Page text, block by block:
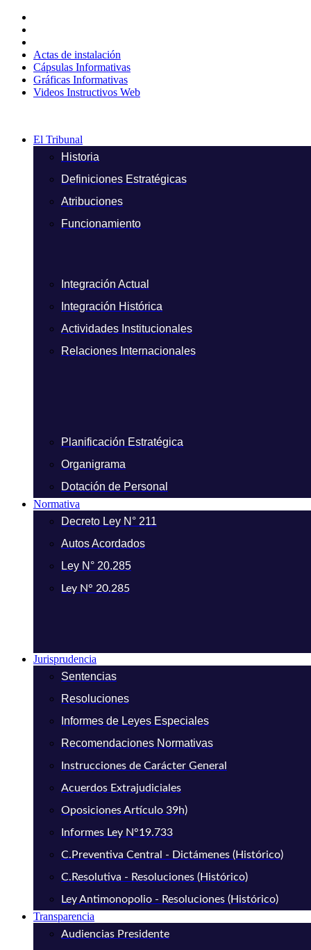
contenido
Actas de instalación
Cápsulas Informativas
Gráficas Informativas
Videos Instructivos Web
El Tribunal
Historia
Definiciones Estratégicas
Atribuciones
Funcionamiento
Integración Actual
Integración Histórica
Actividades Institucionales
Relaciones Internacionales
Planificación Estratégica
Organigrama
Dotación de Personal
Normativa
Decreto Ley N° 211
Autos Acordados
Ley N° 20.285
Ley N° 20.285
Jurisprudencia
Sentencias
Resoluciones
Informes de Leyes Especiales
Recomendaciones Normativas
Instrucciones de Carácter General
Acuerdos Extrajudiciales
Oposiciones Artículo 39h)
Informes Ley N°19.733
C.Preventiva Central - Dictámenes (Histórico)
C.Resolutiva - Resoluciones (Histórico)
Ley Antimonopolio - Resoluciones (Histórico)
Transparencia
Audiencias Presidente